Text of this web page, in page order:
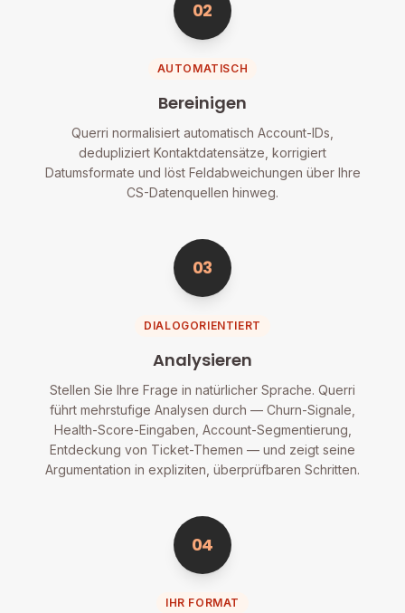
02
AUTOMATISCH
Bereinigen
Querri normalisiert automatisch Account-IDs,
dedupliziert Kontaktdatensätze, korrigiert
Datumsformate und löst Feldabweichungen über Ihre
CS-Datenquellen hinweg.
03
DIALOGORIENTIERT
Analysieren
Stellen Sie Ihre Frage in natürlicher Sprache. Querri
führt mehrstufige Analysen durch — Churn-Signale,
Health-Score-Eingaben, Account-Segmentierung,
Entdeckung von Ticket-Themen — und zeigt seine
Argumentation in expliziten, überprüfbaren Schritten.
04
IHR FORMAT